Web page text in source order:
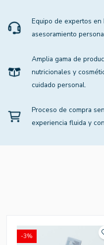
Equipo de expertos
asesoramiento
Amplia gama de
nutricionales y
cuidado personal.
Proceso de compra
experiencia fluida y
-3%